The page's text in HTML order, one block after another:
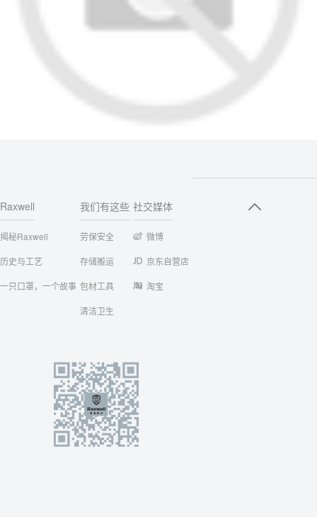
Raxwell
揭秘Raxwell
历史与工艺
一只口罩，一个故事
我们有这些
劳保安全
存储搬运
包材工具
清洁卫生
社交媒体
微博
京东自营店
淘宝